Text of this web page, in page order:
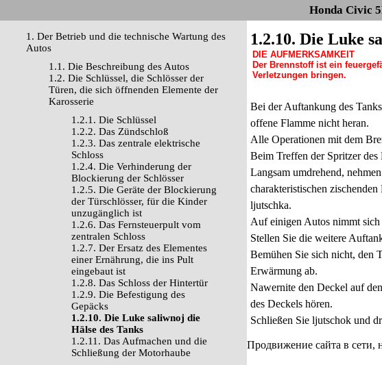
Honda Civic
1. Der Betrieb und die technische Wartung des
Autos
1.1. Die Beschreibung des Autos
1.2. Die Schlüssel, die Schlösser der
Türen, die sich öffnenden Elemente der
Karosserie
1.2.1. Die Schlüssel
1.2.2. Das Zündschloß
1.2.3. Das zentrale elektrische
Schloss
1.2.4. Die Verhinderung der
Blockierung der Schlösser
1.2.5. Die Geräte der Blockierung
der Türschlösser, für die Kinder
unzugänglich ist
1.2.6. Das Fernsteuerpult vom
zentralen Schloss
1.2.7. Der Ersatz des Elementes
einer Ernährung, die ins Pult
eingebaut ist
1.2.8. Das Schloss der Hintertür
1.2.9. Die Befestigung des
Gepäcks
1.2.10. Die Luke saliwnoj die
Hälse des Tanks
1.2.11. Das Aufmachen und die
Schließung der Motorhaube
1.2.10. Die Luke
DIE AUFMERKSAMKEIT
Der Brennstoff ist ein
Verletzungen bringen.
Bei der Auftankung des
offene Flamme nicht heran.
Alle Operationen mit dem
Beim Treffen der Spritzer
Langsam umdrehend,
charakteristischen
ljutschka.
Auf einigen Autos nimmt
Stellen Sie die weitere
Bemühen Sie sich nicht, den
Erwärmung ab.
Nawernite den Deckel auf
des Deckels hören.
Schließen Sie ljutschok und
Продвижение сайта в сети,